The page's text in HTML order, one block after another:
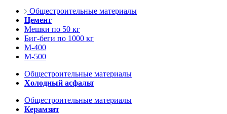
Общестроительные материалы
Цемент
Мешки по 50 кг
Биг-беги по 1000 кг
М-400
М-500
Общестроительные материалы
Холодный асфальт
Общестроительные материалы
Керамзит